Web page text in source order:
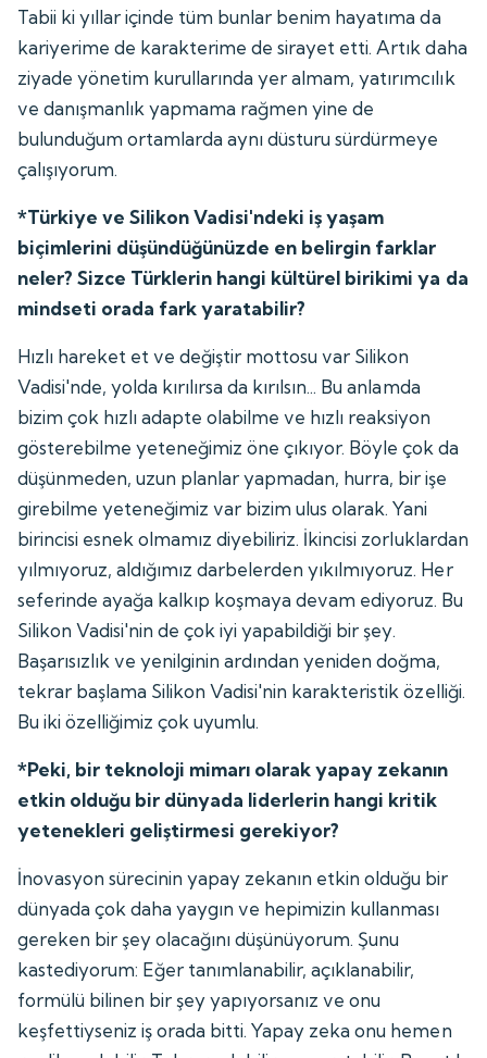
Tabii ki yıllar içinde tüm bunlar benim hayatıma da
kariyerime de karakterime de sirayet etti. Artık daha
ziyade yönetim kurullarında yer almam, yatırımcılık
ve danışmanlık yapmama rağmen yine de
bulunduğum ortamlarda aynı düsturu sürdürmeye
çalışıyorum.
*Türkiye ve Silikon Vadisi'ndeki iş yaşam
biçimlerini düşündüğünüzde en belirgin farklar
neler? Sizce Türklerin hangi kültürel birikimi ya da
mindseti orada fark yaratabilir?
Hızlı hareket et ve değiştir mottosu var Silikon
Vadisi'nde, yolda kırılırsa da kırılsın... Bu anlamda
bizim çok hızlı adapte olabilme ve hızlı reaksiyon
gösterebilme yeteneğimiz öne çıkıyor. Böyle çok da
düşünmeden, uzun planlar yapmadan, hurra, bir işe
girebilme yeteneğimiz var bizim ulus olarak. Yani
birincisi esnek olmamız diyebiliriz. İkincisi zorluklardan
yılmıyoruz, aldığımız darbelerden yıkılmıyoruz. Her
seferinde ayağa kalkıp koşmaya devam ediyoruz. Bu
Silikon Vadisi'nin de çok iyi yapabildiği bir şey.
Başarısızlık ve yenilginin ardından yeniden doğma,
tekrar başlama Silikon Vadisi'nin karakteristik özelliği.
Bu iki özelliğimiz çok uyumlu.
*Peki, bir teknoloji mimarı olarak yapay zekanın
etkin olduğu bir dünyada liderlerin hangi kritik
yetenekleri geliştirmesi gerekiyor?
İnovasyon sürecinin yapay zekanın etkin olduğu bir
dünyada çok daha yaygın ve hepimizin kullanması
gereken bir şey olacağını düşünüyorum. Şunu
kastediyorum: Eğer tanımlanabilir, açıklanabilir,
formülü bilinen bir şey yapıyorsanız ve onu
keşfettiyseniz iş orada bitti. Yapay zeka onu hemen